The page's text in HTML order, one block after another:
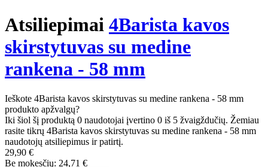
Atsiliepimai 4Barista kavos
skirstytuvas su medine
rankena - 58 mm
Ieškote 4Barista kavos skirstytuvas su medine rankena - 58 mm
produkto apžvalgų?
Iki šiol šį produktą 0 naudotojai įvertino 0 iš 5 žvaigždučių. Žemiau
rasite tikrų 4Barista kavos skirstytuvas su medine rankena - 58 mm
naudotojų atsiliepimus ir patirtį.
29,90 €
Be mokesčių: 24,71 €